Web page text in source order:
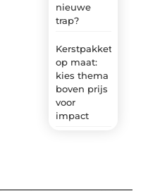
nieuwe
trap?
Kerstpakket
op maat:
kies thema
boven prijs
voor
impact